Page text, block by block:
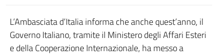
L’Ambasciata d’Italia informa che anche quest’anno, il
Governo Italiano, tramite il Ministero degli Affari Esteri
e della Cooperazione Internazionale, ha messo a